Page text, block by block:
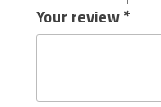
Your review*